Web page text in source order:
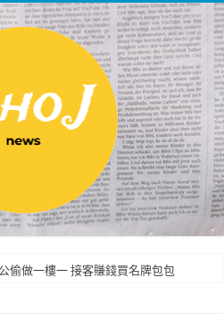
偷做一樓一 接客賺錢買名牌包包